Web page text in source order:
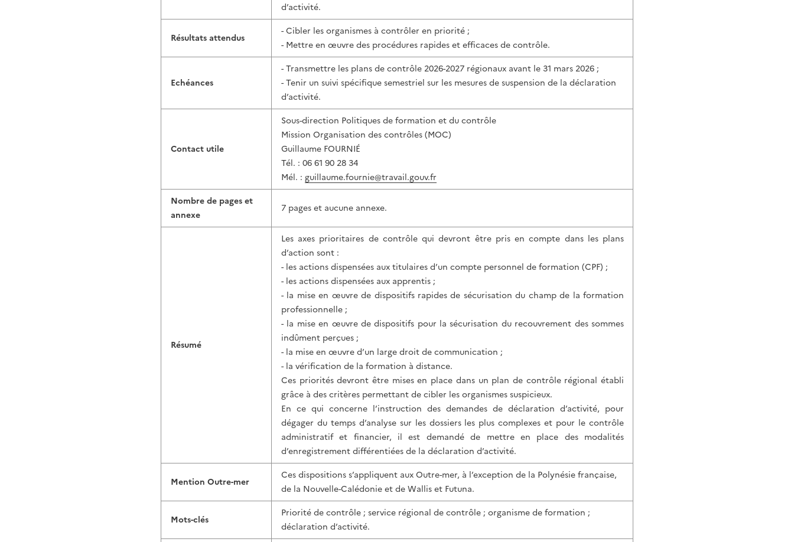
d’activité.
Résultats attendus
- Cibler les organismes à contrôler en priorité ;
- Mettre en œuvre des procédures rapides et efficaces de contrôle.
Echéances
- Transmettre les plans de contrôle 2026-2027 régionaux avant le 31 mars 2026 ;
- Tenir un suivi spécifique semestriel sur les mesures de suspension de la déclaration
d’activité.
Contact utile
Sous-direction Politiques de formation et du contrôle
Mission Organisation des contrôles (MOC)
Guillaume FOURNIÉ
Tél. : 06 61 90 28 34
Mél. : guillaume.fournie@travail.gouv.fr
Nombre de pages et
annexe
7 pages et aucune annexe.
Résumé
Les axes prioritaires de contrôle qui devront être pris en compte dans les plans
d’action sont :
- les actions dispensées aux titulaires d’un compte personnel de formation (CPF) ;
- les actions dispensées aux apprentis ;
- la mise en œuvre de dispositifs rapides de sécurisation du champ de la formation
professionnelle ;
- la mise en œuvre de dispositifs pour la sécurisation du recouvrement des sommes
indûment perçues ;
- la mise en œuvre d’un large droit de communication ;
- la vérification de la formation à distance.
Ces priorités devront être mises en place dans un plan de contrôle régional établi
grâce à des critères permettant de cibler les organismes suspicieux.
En ce qui concerne l’instruction des demandes de déclaration d’activité, pour
dégager du temps d’analyse sur les dossiers les plus complexes et pour le contrôle
administratif et financier, il est demandé de mettre en place des modalités
d’enregistrement différentiées de la déclaration d’activité.
Mention Outre-mer
Ces dispositions s’appliquent aux Outre-mer, à l’exception de la Polynésie française,
de la Nouvelle-Calédonie et de Wallis et Futuna.
Mots-clés
Priorité de contrôle ; service régional de contrôle ; organisme de formation ;
déclaration d’activité.